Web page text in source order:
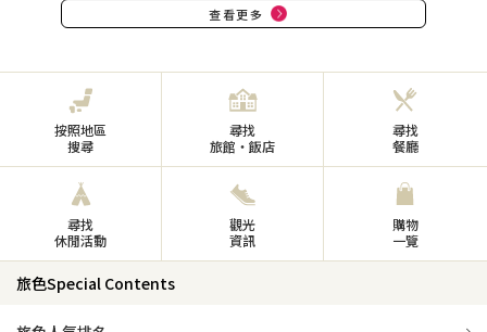
查看更多
按照地區
搜尋
尋找
旅館・飯店
尋找
餐廳
尋找
休閒活動
觀光
資訊
購物
一覽
旅色Special Contents